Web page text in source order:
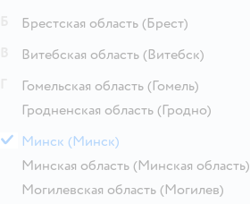
Брестская область (Брест)
Витебская область (Витебск)
Гомельская область (Гомель)
Гродненская область (Гродно)
М Минск (Минск)
Минская область (Минская область)
Могилевская область (Могилев)